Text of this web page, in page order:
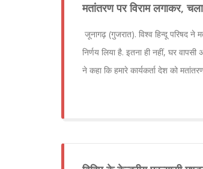
मतांतरण पर विराम लगाकर,
जूनागढ़ (गुजरात). विश्व हिन्दू परिषद ने
निर्णय लिया है. इतना ही नहीं, घर वापसी
ने कहा कि हमारे कार्यकर्ता देश को